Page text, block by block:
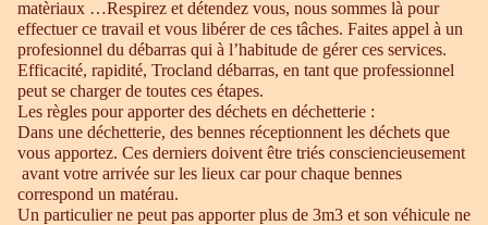
matèriaux …Respirez et détendez vous, nous sommes là pour
effectuer ce travail et vous libérer de ces tâches. Faites appel à un
profesionnel du débarras qui à l’habitude de gérer ces services.
Efficacité, rapidité, Trocland débarras, en tant que professionnel
peut se charger de toutes ces étapes.
Les règles pour apporter des déchets en déchetterie :
Dans une déchetterie, des bennes réceptionnent les déchets que
vous apportez. Ces derniers doivent être triés consciencieusement
avant votre arrivée sur les lieux car pour chaque bennes
correspond un matérau.
Un particulier ne peut pas apporter plus de 3m3 et son véhicule ne